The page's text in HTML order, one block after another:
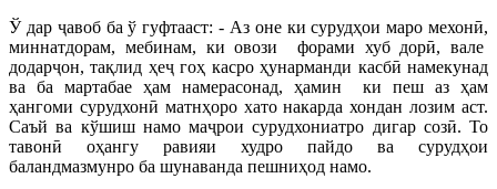
Ў дар ҷавоб ба ў гуфтааст: - Аз оне ки сурудҳои маро мехонӣ,
миннатдорам, мебинам, ки овози форами хуб дорӣ, вале
додарҷон, тақлид ҳеҷ гоҳ касро ҳунарманди касбӣ намекунад
ва ба мартабае ҳам намерасонад, ҳамин ки пеш аз ҳам
ҳангоми сурудхонӣ матнҳоро хато накарда хондан лозим аст.
Саъй ва кўшиш намо маҷрои сурудхониатро дигар созӣ. То
тавонӣ оҳангу равияи худро пайдо ва сурудҳои
баландмазмунро ба шунаванда пешниҳод намо.